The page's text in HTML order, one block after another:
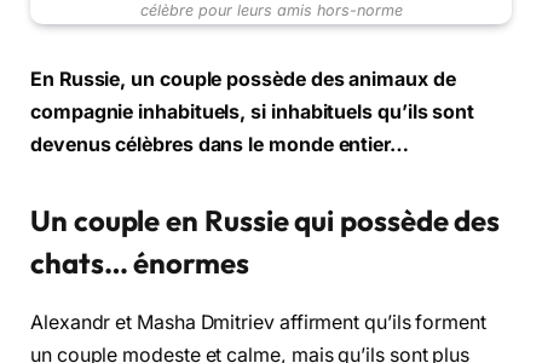
célèbre pour leurs amis hors-norme
En Russie, un couple possède des animaux de
compagnie inhabituels, si inhabituels qu’ils sont
devenus célèbres dans le monde entier…
Un couple en Russie qui possède des
chats… énormes
Alexandr et Masha Dmitriev affirment qu’ils forment
un couple modeste et calme, mais qu’ils sont plus